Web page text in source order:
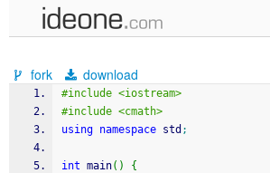
samples
recent codes
sign in
fork download
#include <iostream>
#include <cmath>
using namespace std ;
int main( )
{